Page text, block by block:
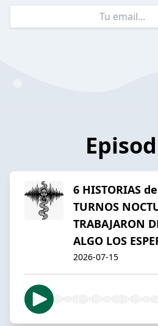
6 HISTORIAS
TURNOS
TRABAJARON
ALGO LOS
2026-07-15